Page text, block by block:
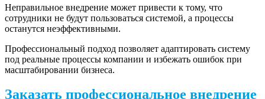
Неправильное внедрение может привести к тому, что
сотрудники не будут пользоваться системой, а процессы
останутся неэффективными.
Профессиональный подход позволяет адаптировать систему
под реальные процессы компании и избежать ошибок при
масштабировании бизнеса.
Заказать профессиональное внедрение